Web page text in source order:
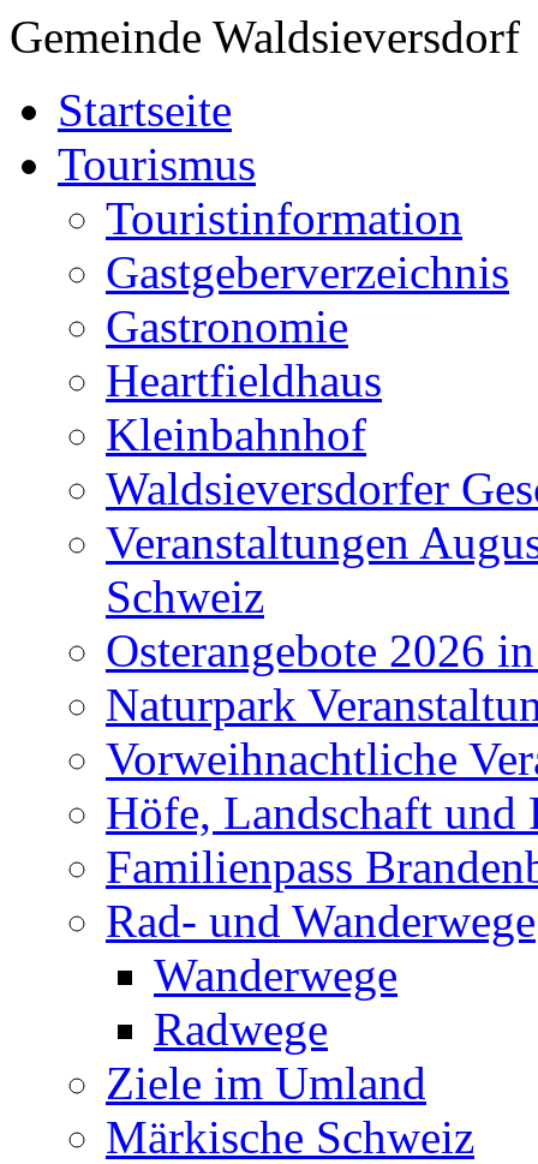
Gemeinde Waldsieversdorf
Startseite
Tourismus
Touristinformation
Gastgeberverzeichnis
Gastronomie
Heartfieldhaus
Kleinbahnhof
Waldsieversdorfer
Veranstaltungen
Schweiz
Osterangebote 2026
Naturpark
Vorweihnachtliche
Höfe, Landschaft und
Familienpass
Rad- und Wanderwege
Wanderwege
Radwege
Ziele im Umland
Märkische Schweiz